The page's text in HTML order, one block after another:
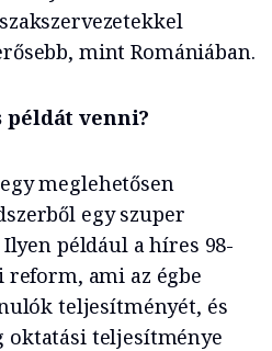
mint Romániában.
venni?
meglehetősen
egy szuper
például a híres 98-
reform, ami az égbe
teljesítményét, és
oktatási teljesítménye